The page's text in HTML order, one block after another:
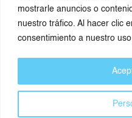
mostrarle anuncios o
nuestro tráfico. Al hacer clic
consentimiento a nuestro